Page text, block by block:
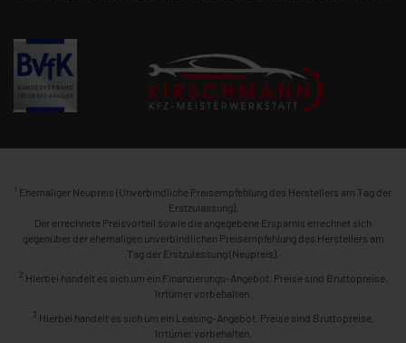
1 Ehemaliger Neupreis (Unverbindliche Preisempfehlung des Herstellers am Tag der
Erstzulassung).
Der errechnete Preisvorteil sowie die angegebene Ersparnis errechnet sich
gegenüber der ehemaligen unverbindlichen Preisempfehlung des Herstellers am
Tag der Erstzulassung (Neupreis).
2 Hierbei handelt es sich um ein Finanzierungs-Angebot. Preise sind Bruttopreise.
Irrtümer vorbehalten.
3 Hierbei handelt es sich um ein Leasing-Angebot. Preise sind Bruttopreise.
Irrtümer vorbehalten.